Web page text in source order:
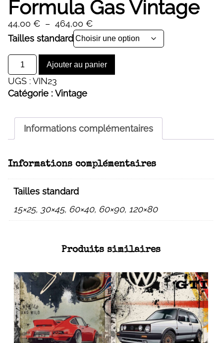
Formula Gas Vintage
44,00 € – 464,00 €Plage
de
prix :
44,00 €
à
Tailles standard
quantité
de
Formula
Gas
Ajouter au panier
Alternative:
UGS :VIN23
Catégorie : Vintage
Informations complémentaires
Informations complémentaires
Tailles standard
15×25, 30×45, 60×40, 60×90, 120×80
Produits similaires